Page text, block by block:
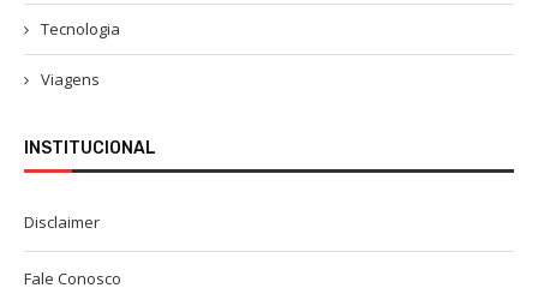
Tecnologia
Viagens
INSTITUCIONAL
Disclaimer
Fale Conosco